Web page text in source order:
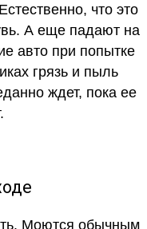
что это
А еще падают на
авто при попытке
грязь и пыль
ждет, пока ее
Моются обычным